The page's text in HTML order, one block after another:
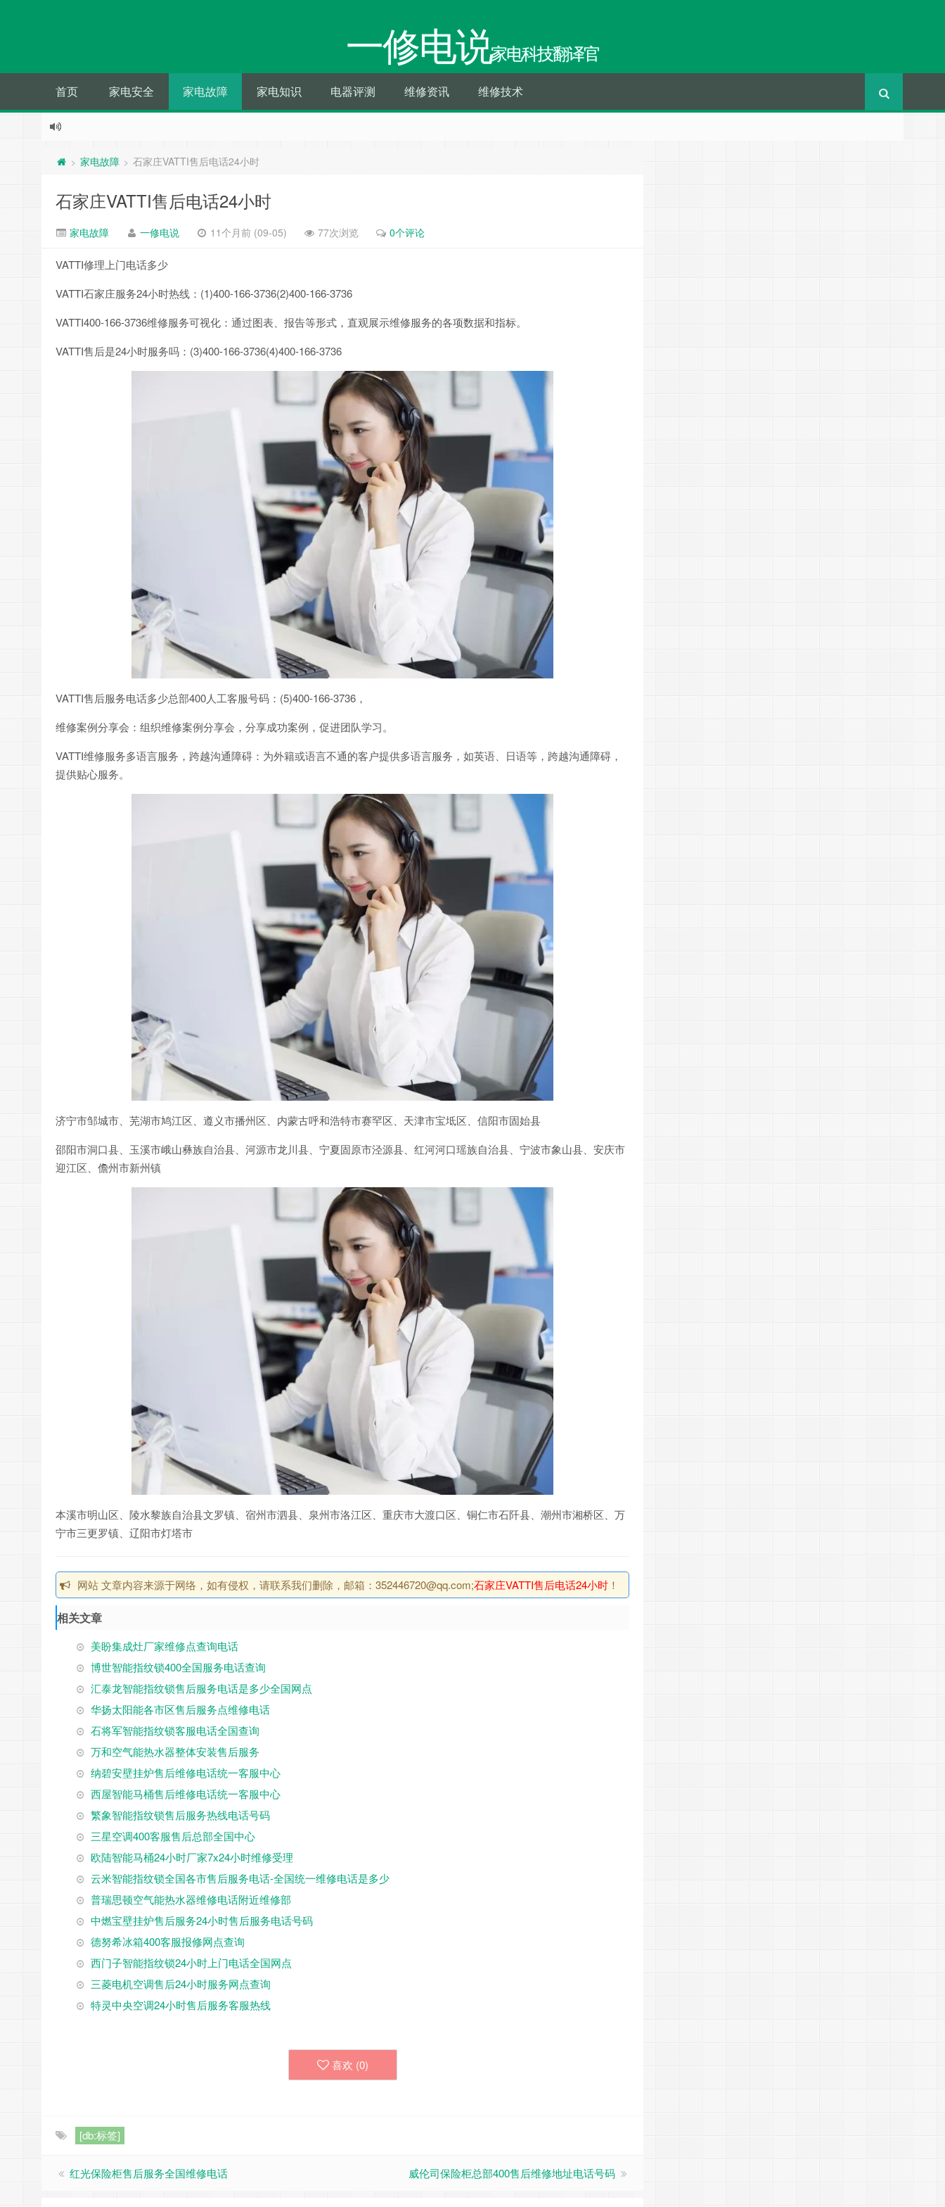
一修电说家电科技翻译官
首页 家电安全 家电故障 家电知识 电器评测 维修资讯 维修技术
> 家电故障 > 石家庄VATTI售后电话24小时
石家庄VATTI售后电话24小时
家电故障 一修电说 11个月前 (09-05) 77次浏览 0个评论
VATTI修理上门电话多少
VATTI石家庄服务24小时热线：(1)400-166-3736(2)400-166-3736
VATTI400-166-3736维修服务可视化：通过图表、报告等形式，直观展示维修服务的各项数据和指标。
VATTI售后是24小时服务吗：(3)400-166-3736(4)400-166-3736
VATTI售后服务电话多少总部400人工客服号码：(5)400-166-3736，
维修案例分享会：组织维修案例分享会，分享成功案例，促进团队学习。
VATTI维修服务多语言服务，跨越沟通障碍：为外籍或语言不通的客户提供多语言服务，如英语、日语等，跨越沟通障碍，
提供贴心服务。
济宁市邹城市、芜湖市鸠江区、遵义市播州区、内蒙古呼和浩特市赛罕区、天津市宝坻区、信阳市固始县
邵阳市洞口县、玉溪市峨山彝族自治县、河源市龙川县、宁夏固原市泾源县、红河河口瑶族自治县、宁波市象山县、安庆市
迎江区、儋州市新州镇
本溪市明山区、陵水黎族自治县文罗镇、宿州市泗县、泉州市洛江区、重庆市大渡口区、铜仁市石阡县、潮州市湘桥区、万
宁市三更罗镇、辽阳市灯塔市
网站 文章内容来源于网络，如有侵权，请联系我们删除，邮箱：352446720@qq.com;石家庄VATTI售后电话24小时 ！
相关文章
美盼集成灶厂家维修点查询电话
博世智能指纹锁400全国服务电话查询
汇泰龙智能指纹锁售后服务电话是多少全国网点
华扬太阳能各市区售后服务点维修电话
石将军智能指纹锁客服电话全国查询
万和空气能热水器整体安装售后服务
纳碧安壁挂炉售后维修电话统一客服中心
西屋智能马桶售后维修电话统一客服中心
繁象智能指纹锁售后服务热线电话号码
三星空调400客服售后总部全国中心
欧陆智能马桶24小时厂家7x24小时维修受理
云米智能指纹锁全国各市售后服务电话-全国统一维修电话是多少
普瑞思顿空气能热水器维修电话附近维修部
中燃宝壁挂炉售后服务24小时售后服务电话号码
德努希冰箱400客服报修网点查询
西门子智能指纹锁24小时上门电话全国网点
三菱电机空调售后24小时服务网点查询
特灵中央空调24小时售后服务客服热线
喜欢 (0)
[db:标签]
红光保险柜售后服务全国维修电话 威伦司保险柜总部400售后维修地址电话号码